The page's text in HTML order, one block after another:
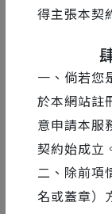
得主張本契
一、倘若您
於本網站註
意申請本服
契約始成立
二、除前項
名或蓋章）